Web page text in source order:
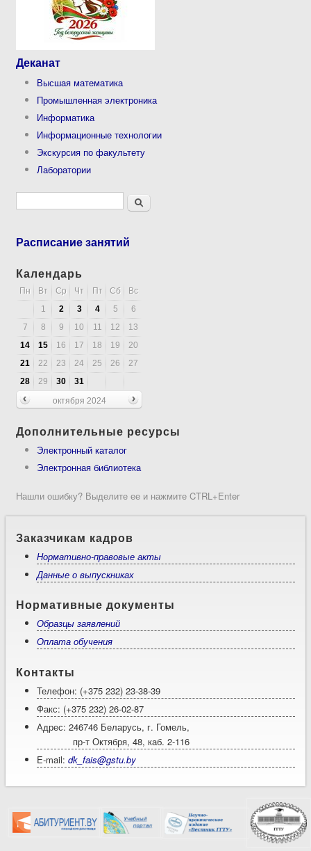
Деканат
Высшая математика
Промышленная электроника
Информатика
Информационные технологии
Экскурсия по факультету
Лаборатории
Форма поискаПоиск
Расписание занятий
Календарь
Пн Вт Ср Чт Пт Сб
Вс
1
2 3 4 5
6
7
8 9 10 11 12
13
14
15 16 17 18 19
20
21
22 23 24 25 26
27
28
29 30
31
октября 2024
Дополнительные ресурсы
Электронный каталог
Электронная библиотека
Нашли ошибку? Выделите ее и нажмите CTRL+Enter
Заказчикам кадров
Нормативно-правовые акты
Данные о выпускниках
Нормативные документы
Образцы заявлений
Оплата обучения
Контакты
Телефон: (+375 232) 23-38-39
Факс: (+375 232) 26-02-87
Адрес: 246746 Беларусь, г. Гомель,
пр-т Октября, 48, каб. 2-116
E-mail:dk_fais@gstu.by